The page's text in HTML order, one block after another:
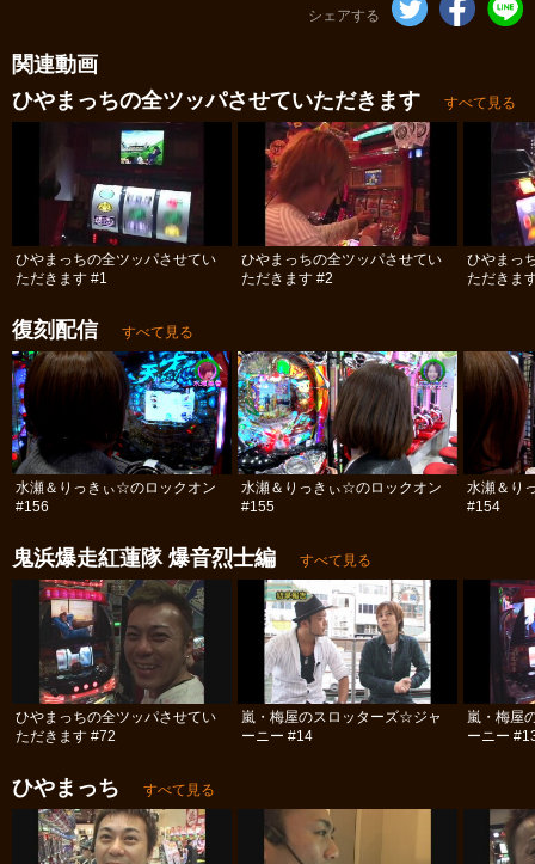
シェアする
関連動画
ひやまっちの全ツッパさせていただきます
すべて見る
ひやまっちの全ツッパさせてい
ただきます #1
ひやまっちの全ツッパさせてい
ただきます #2
ひやまっ
ただきま
復刻配信 すべて見る
水瀬＆りっきぃ☆のロックオン
#156
水瀬＆りっきぃ☆のロックオン
#155
水瀬＆り
#154
鬼浜爆走紅蓮隊 爆音烈士編 すべて見る
ひやまっちの全ツッパさせてい
ただきます #72
嵐・梅屋のスロッターズ☆ジャ
ーニー #14
嵐・梅屋
ーニー
ひやまっち すべて見る